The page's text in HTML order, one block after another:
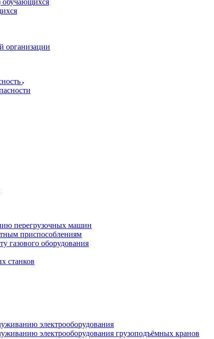
обучающихся
организации
перегрузочных машин
приспособлениям
газового оборудования
станков
электрооборудования
электрооборудования грузоподъёмных кранов